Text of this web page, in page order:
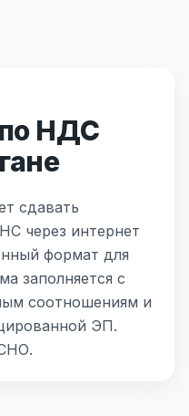
НДС
сдавать
через интернет
формат для
заполняется с
соотношениям и
ЭП.